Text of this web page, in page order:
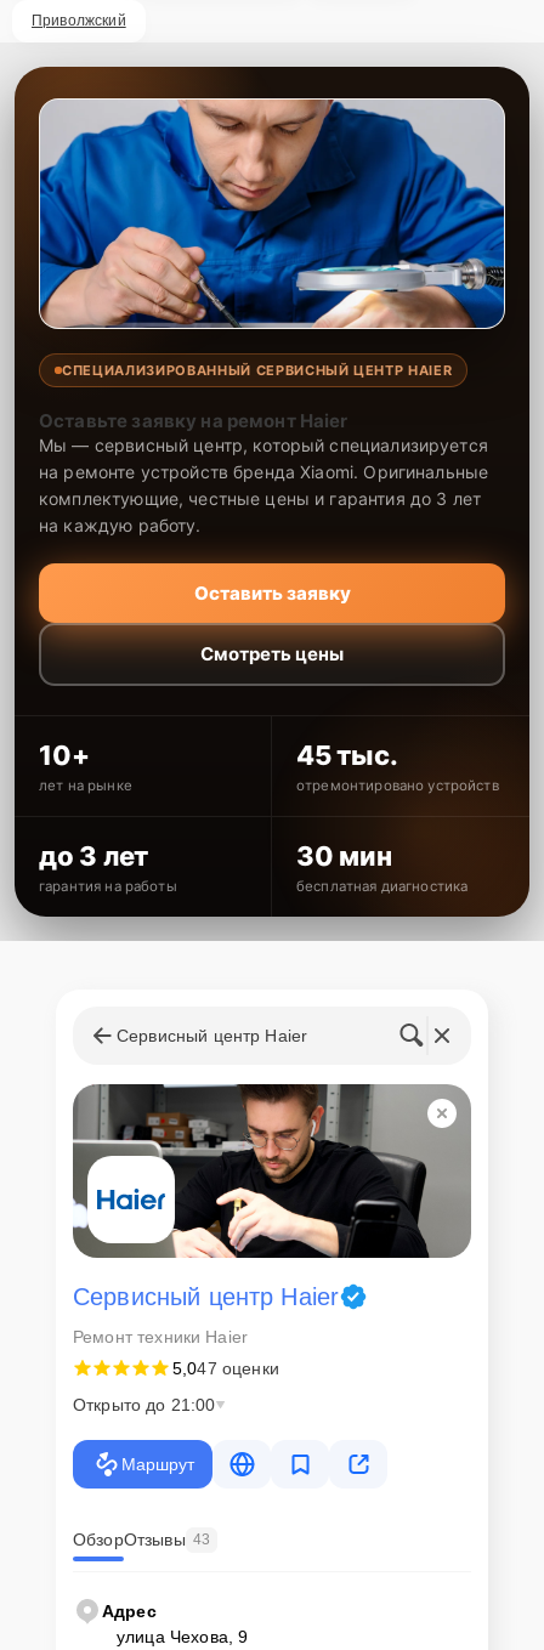
ремонт
обращайтесь к нам. Для заказа услуг по ремонту, свяжитесь с нами
по телефону+7 (843) 254-64-35или посетите наш офис по
адресу: улица Чехова, 9. Наши специалисты быстро и качественно
восстановят ваш робот-пылесос Haier!
Приволжский
СПЕЦИАЛИЗИРОВАННЫЙ СЕРВИСНЫЙ ЦЕНТР HAIER
Оставьте заявку на ремонт Haier
Мы — сервисный центр, который специализируется
на ремонте устройств бренда Xiaomi. Оригинальные
комплектующие, честные цены и гарантия до 3 лет
на каждую работу.
Оставить заявку
Смотреть цены
10+
лет на рынке
45 тыс.
отремонтировано устройств
до 3 лет
гарантия на работы
30 мин
бесплатная диагностика
Сервисный центр Haier
Сервисный центр Haier
Ремонт техники Haier
5,047 оценки
Открыто до 21:00
Маршрут
ОбзорОтзывы 43
Адрес
улица Чехова, 9